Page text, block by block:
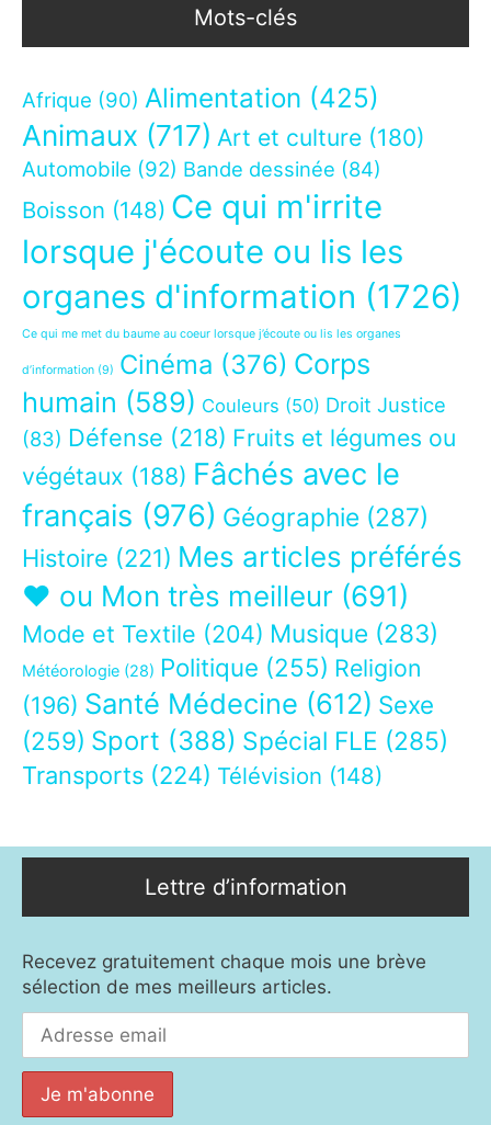
Mots-clés
Afrique (90) Alimentation (425)
Animaux (717) Art et culture (180)
Automobile (92) Bande dessinée (84)
Boisson (148) Ce qui m'irrite
lorsque j'écoute ou lis les
organes d'information (1726)
Ce qui me met du baume au coeur lorsque j’écoute ou lis les organes
d’information (9) Cinéma (376) Corps
humain (589) Couleurs (50) Droit Justice
(83) Défense (218) Fruits et légumes ou
végétaux (188) Fâchés avec le
français (976) Géographie (287)
Histoire (221) Mes articles préférés
❤ ou Mon très meilleur (691)
Mode et Textile (204) Musique (283)
Météorologie (28) Politique (255) Religion
(196) Santé Médecine (612) Sexe
(259) Sport (388) Spécial FLE (285)
Transports (224) Télévision (148)
Lettre d’information
Recevez gratuitement chaque mois une brève
sélection de mes meilleurs articles.